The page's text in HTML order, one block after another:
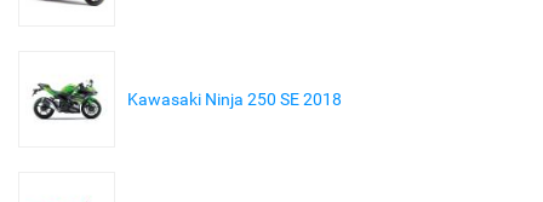
Kawasaki Ninja 250 SE 2018